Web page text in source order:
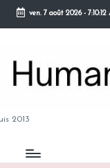
Skip
content
ven. 7 août 2026- 7:10:13
2013